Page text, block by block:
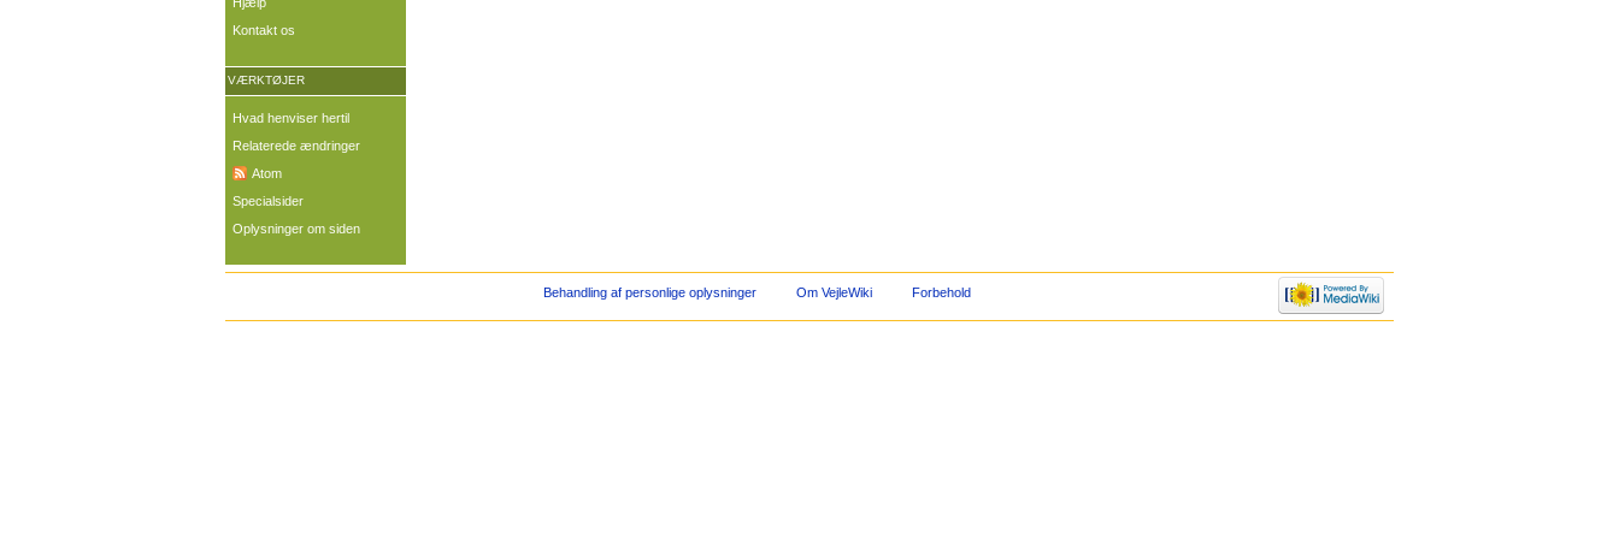
Kontakt os
VÆRKTØJER
Hvad henviser hertil
Relaterede ændringer
Atom
Specialsider
Oplysninger om siden
Behandling af personlige oplysninger Om VejleWiki Forbehold